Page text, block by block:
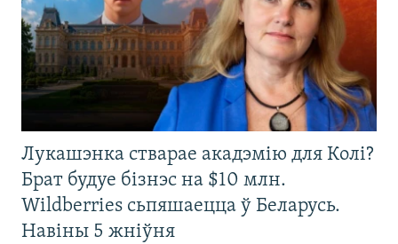
Лукашэнка стварае акадэмію для Колі?
Брат будуе бізнэс на $10 млн.
Wildberries сьпяшаецца ў Беларусь.
Навіны 5 жніўня